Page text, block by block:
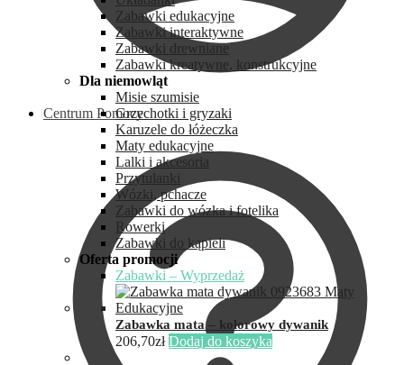
Centrum Pomocy
Zabawki edukacyjne
Zabawki interaktywne
Zabawki drewniane
Zabawki kreatywne, konstrukcyjne
Dla niemowląt
Misie szumisie
Grzechotki i gryzaki
Karuzele do łóżeczka
Maty edukacyjne
Lalki i akcesoria
Przytulanki
Wózki, pchacze
Zabawki do wózka i fotelika
Rowerki
Zabawki do kąpieli
Oferta promocji
Zabawki – Wyprzedaż
Zabawka mata – kolorowy dywanik
206,70zł Dodaj do koszyka